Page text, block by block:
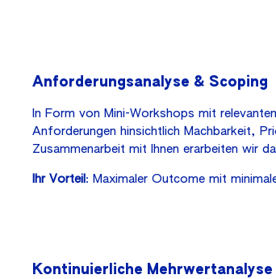
Anforderungsanalyse & Scoping
In Form von Mini-Workshops mit
Anforderungen hinsichtlich Machbarkeit,
Zusammenarbeit mit Ihnen erarbeiten wir
Ihr Vorteil : Maximaler Outcome mit
Kontinuierliche Mehrwertanalyse